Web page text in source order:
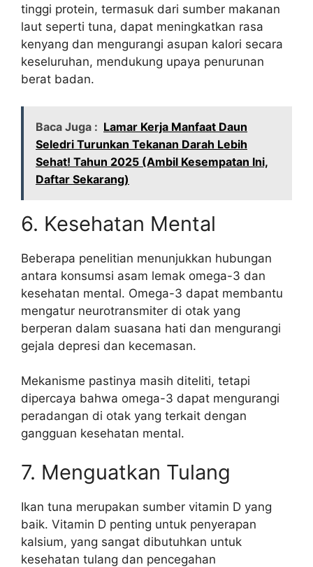
tinggi protein, termasuk dari sumber makanan
laut seperti tuna, dapat meningkatkan rasa
kenyang dan mengurangi asupan kalori secara
keseluruhan, mendukung upaya penurunan
berat badan.
Baca Juga : Lamar Kerja Manfaat Daun
Seledri Turunkan Tekanan Darah Lebih
Sehat! Tahun 2025 (Ambil Kesempatan Ini,
Daftar Sekarang)
6. Kesehatan Mental
Beberapa penelitian menunjukkan hubungan
antara konsumsi asam lemak omega-3 dan
kesehatan mental. Omega-3 dapat membantu
mengatur neurotransmiter di otak yang
berperan dalam suasana hati dan mengurangi
gejala depresi dan kecemasan.
Mekanisme pastinya masih diteliti, tetapi
dipercaya bahwa omega-3 dapat mengurangi
peradangan di otak yang terkait dengan
gangguan kesehatan mental.
7. Menguatkan Tulang
Ikan tuna merupakan sumber vitamin D yang
baik. Vitamin D penting untuk penyerapan
kalsium, yang sangat dibutuhkan untuk
kesehatan tulang dan pencegahan